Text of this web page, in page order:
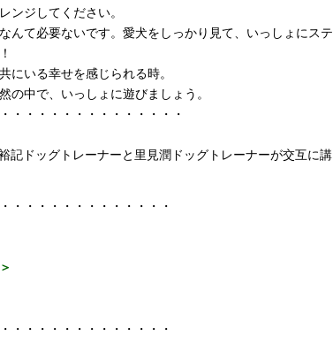
ンジしてください。
んて必要ないです。愛犬をしっかり見て、いっしょにステ
にいる幸せを感じられる時。
の中で、いっしょに遊びましょう。
・・・・・・・・・・・・・・
記ドッグトレーナーと里見潤ドッグトレーナーが交互に講
・・・・・・・・・・・・・
・・・・・・・・・・・・・